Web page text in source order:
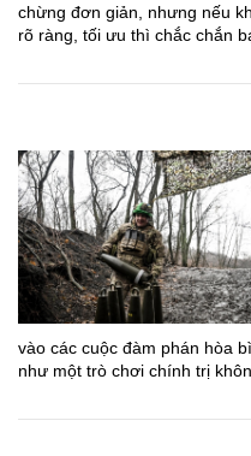
chừng đơn giản, nhưng nếu
rõ ràng, tối ưu thì chắc chắn
vào các cuộc đàm phán hòa
như một trò chơi chính trị